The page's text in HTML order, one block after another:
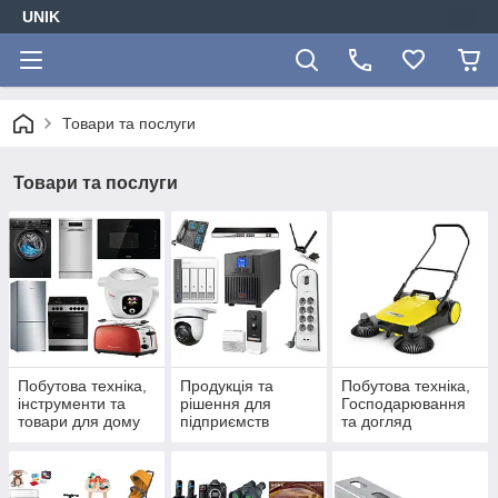
UNIK
Товари та послуги
Товари та послуги
Побутова техніка,
інструменти та
товари для дому
Продукція та
рішення для
підприємств
Побутова техніка,
Господарювання
та догляд